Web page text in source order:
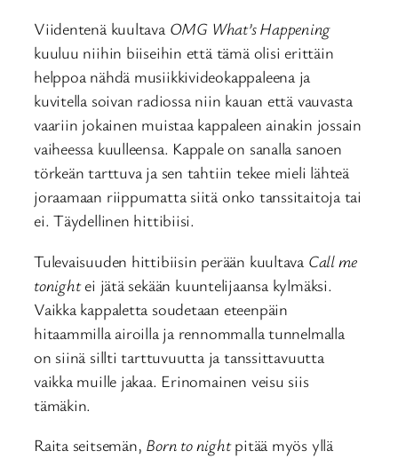
Viidentenä kuultava OMG What’s Happening
kuuluu niihin biiseihin että tämä olisi erittäin
helppoa nähdä musiikkivideokappaleena ja
kuvitella soivan radiossa niin kauan että vauvasta
vaariin jokainen muistaa kappaleen ainakin jossain
vaiheessa kuulleensa. Kappale on sanalla sanoen
törkeän tarttuva ja sen tahtiin tekee mieli lähteä
joraamaan riippumatta siitä onko tanssitaitoja tai
ei. Täydellinen hittibiisi.
Tulevaisuuden hittibiisin perään kuultava Call me
tonightei jätä sekään kuuntelijaansa kylmäksi.
Vaikka kappaletta soudetaan eteenpäin
hitaammilla airoilla ja rennommalla tunnelmalla
on siinä sillti tarttuvuutta ja tanssittavuutta
vaikka muille jakaa. Erinomainen veisu siis
tämäkin.
Raita seitsemän, Born to nightpitää myös yllä